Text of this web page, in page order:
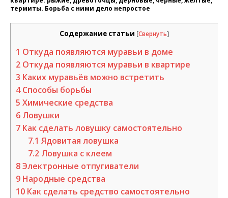
термиты. Борьба с ними дело непростое
Содержание статьи [Свернуть]
1 Откуда появляются муравьи в доме
2 Откуда появляются муравьи в квартире
3 Каких муравьёв можно встретить
4Способы борьбы
5 Химические средства
6 Ловушки
7 Как сделать ловушку самостоятельно
7.1 Ядовитая ловушка
7.2 Ловушка с клеем
8Электронные отпугиватели
9 Народные средства
10 Как сделать средство самостоятельно